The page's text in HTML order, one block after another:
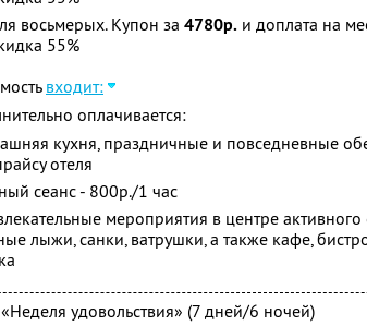
восьмерых. Купон за 4780р. и доплата на
55%
входит:
оплачивается:
кухня, праздничные и повседневные
отеля
сеанс - 800р./1 час
мероприятия в центре
лыжи, санки, ватрушки, а также кафе,
удовольствия» (7 дней/6 ночей)